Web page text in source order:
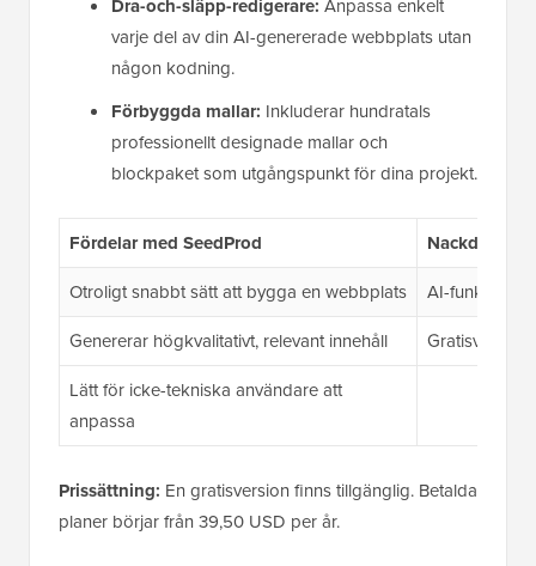
Dra-och-släpp-redigerare: Anpassa enkelt
varje del av din AI-genererade webbplats utan
någon kodning.
Förbyggda mallar: Inkluderar hundratals
professionellt designade mallar och
blockpaket som utgångspunkt för dina projekt.
Fördelar med SeedProd
Nackdelar
Otroligt snabbt sätt att bygga en webbplats
AI-funktioner
Genererar högkvalitativt, relevant innehåll
Lätt för icke-tekniska användare att
anpassa
Prissättning: En gratisversion finns tillgänglig. Betalda
planer börjar från 39,50 USD per år.